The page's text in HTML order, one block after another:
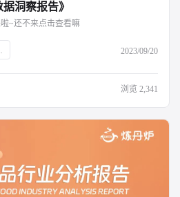
洞察报告》
~还不来点击查看嘛
渠道布局,消费洞察,产品升级,细分市场 2023/09/20
浏览 2,341